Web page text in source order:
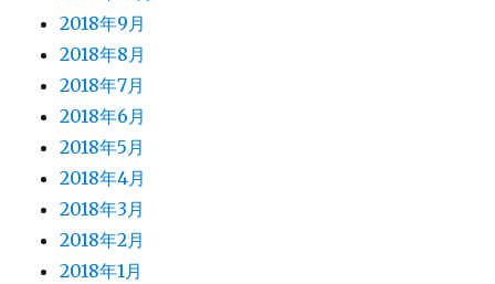
2018年9月
2018年8月
2018年7月
2018年6月
2018年5月
2018年4月
2018年3月
2018年2月
2018年1月